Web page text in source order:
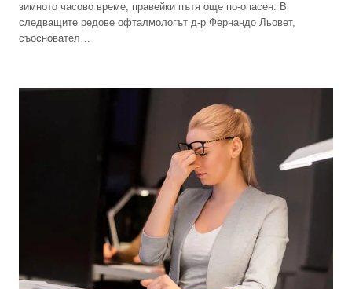
зимното часово време, правейки пътя още по-опасен. В
следващите редове офталмологът д-р Фернандо Льовет,
съосновател…